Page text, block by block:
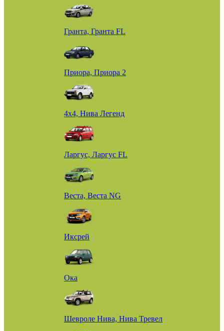
Гранта, Гранта FL
Приора, Приора 2
4х4, Нива Легенд
Ларгус, Ларгус FL
Веста, Веста NG
Иксрей
Ока
Шевроле Нива, Нива Тревел